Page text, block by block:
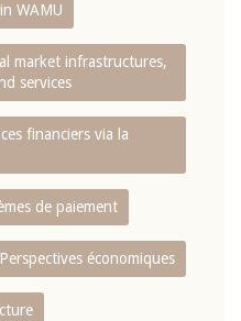
WAMU
market infrastructures,
services
financiers via la
de paiement
Perspectives économiques